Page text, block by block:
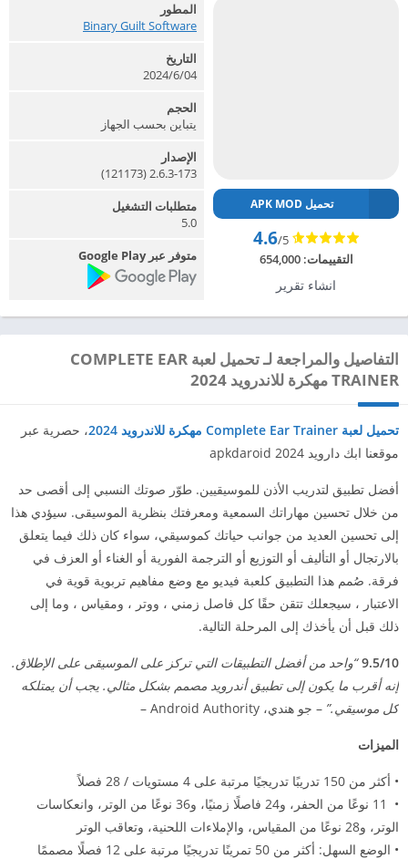
تحميل APK MOD
4.6/5
التقييمات:654,000
انشاء تقرير
المطور
Binary Guilt Software‏
التاريخ
2024/6/04
الحجم
يتباين بحسب الجهاز
الإصدار
2.6.3-173 (121173)
متطلبات التشغيل
5.0
متوفر عبر Google Play
التفاصيل والمراجعة لـ تحميل لعبة COMPLETE EAR
TRAINER مهكرة للاندرويد 2024
تحميل لعبة Complete Ear Trainer مهكرة للاندرويد 2024
، حصرية عبر
موقعنا ابك دارويد 2024 apkdaroid
أفضل تطبيق لتدريب الأذن للموسيقيين. طوّر صوتك النسبي إلى أقصى حد
من خلال تحسين مهاراتك السمعية ومعرفتك بنظرية الموسيقى. سيؤدي هذا
إلى تحسين العديد من جوانب حياتك كموسيقي، سواء كان ذلك فيما يتعلق
بالارتجال أو التأليف أو التوزيع أو الترجمة الفورية أو الغناء أو العزف في
فرقة. صُمم هذا التطبيق كلعبة فيديو مع وضع مفاهيم تربوية قوية في
الاعتبار ، سيجعلك تتقن حقًا كل فاصل زمني ، ووتر ، ومقياس ، وما إلى
ذلك قبل أن يأخذك إلى المرحلة التالية.
9.5/10 “واحد من أفضل التطبيقات التي تركز على الموسيقى على الإطلاق.
إنه أقرب ما يكون إلى تطبيق أندرويد مصمم بشكل مثالي. يجب أن يمتلكه
كل موسيقي.” – جو هندي، Android Authority –
الميزات
• أكثر من 150 تدريبًا تدريجيًا مرتبة على 4 مستويات / 28 فصلاً
• 11 نوعًا من الحفر، و24 فاصلًا زمنيًا، و36 نوعًا من الوتر، وانعكاسات
الوتر، و28 نوعًا من المقياس، والإملاءات اللحنية، وتعاقب الوتر
• الوضع السهل: أكثر من 50 تمرينًا تدريجيًا مرتبة على 12 فصلًا مصممًا